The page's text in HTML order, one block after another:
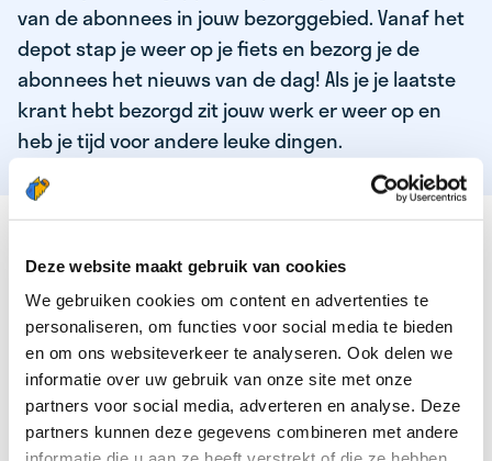
Deze website maakt gebruik van cookies
We gebruiken cookies om content en advertenties te
personaliseren, om functies voor social media te bieden
en om ons websiteverkeer te analyseren. Ook delen we
informatie over uw gebruik van onze site met onze
partners voor social media, adverteren en analyse. Deze
partners kunnen deze gegevens combineren met andere
van de abonnees in jouw bezorggebied. Vanaf het
depot stap je weer op je fiets en bezorg je de
abonnees het nieuws van de dag! Als je je laatste
krant hebt bezorgd zit jouw werk er weer op en
heb je tijd voor andere leuke dingen.
DEZE KWALITEITEN HEEFT ONZE TOP
KRANTENBEZORGER
Je bent verantwoordelijk en zelfstandig
Je houdt van lekker bewegen in de frisse lucht
Je houdt vooral van fijn werk dat lekker bijverdient!
Je wordt blij van het bezorgen van het laatste nieuws